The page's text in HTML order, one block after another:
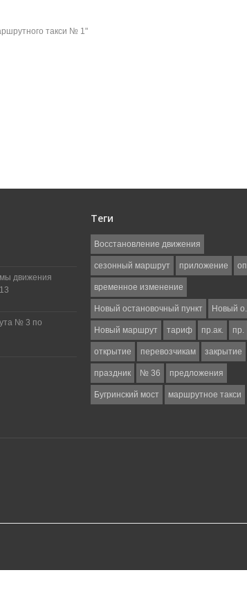
такси № 1"
движения
№ 3 по
Теги
Восстановление движения
сезонный маршрут приложение
временное изменение
Новый остановочный пункт Новый
Новый маршрут тариф пр.ак. пр.
открытие перевозчикам закрытие
праздник № 36 предложения
Бугринский мост маршрутное такси